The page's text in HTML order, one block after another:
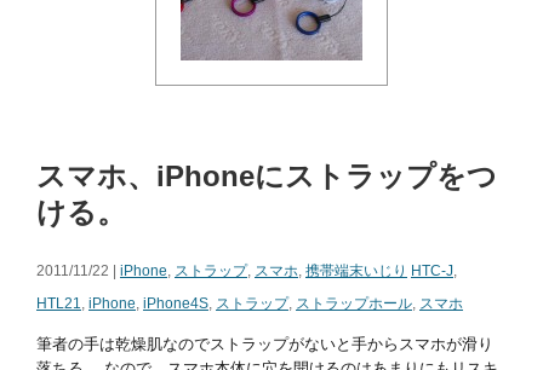
スマホ、iPhoneにストラップをつ
ける。
2011/11/22 | iPhone, ストラップ, スマホ, 携帯端末いじり HTC-J,
HTL21, iPhone, iPhone4S, ストラップ, ストラップホール, スマホ
筆者の手は乾燥肌なのでストラップがないと手からスマホが滑り